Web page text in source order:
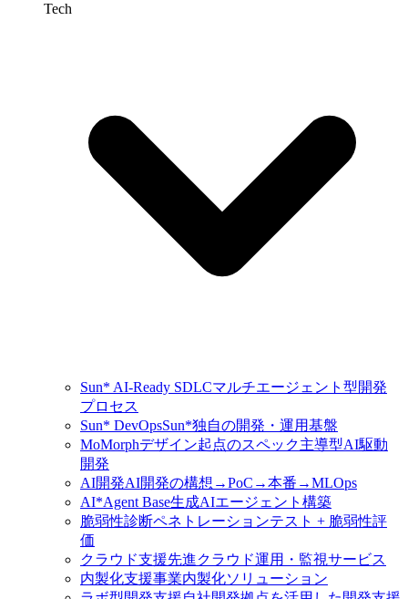
Tech
Sun* AI-Ready SDLCマルチエージェント型開発
プロセス
Sun* DevOpsSun*独自の開発・運用基盤
MoMorphデザイン起点のスペック主導型AI駆動
開発
AI開発AI開発の構想→PoC→本番→MLOps
AI*Agent Base生成AIエージェント構築
脆弱性診断ペネトレーションテスト + 脆弱性評
価
クラウド支援先進クラウド運用・監視サービス
内製化支援事業内製化ソリューション